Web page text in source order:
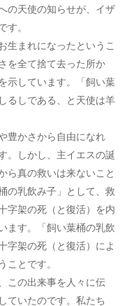
の天使の知らせが、イザ
。
生まれになったというこ
を全て捨て去った所か
示しています。「飼い葉
るしである、と天使は羊
豊かさから自由になれ
。しかし、主イエスの誕
ら真の救いは来ないこと
の乳飲み子」として、救
字架の死（と復活）を内
ます。「飼い葉桶の乳飲
字架の死（と復活）によ
とです。
この出来事を人々に伝
ていたのです。私たち